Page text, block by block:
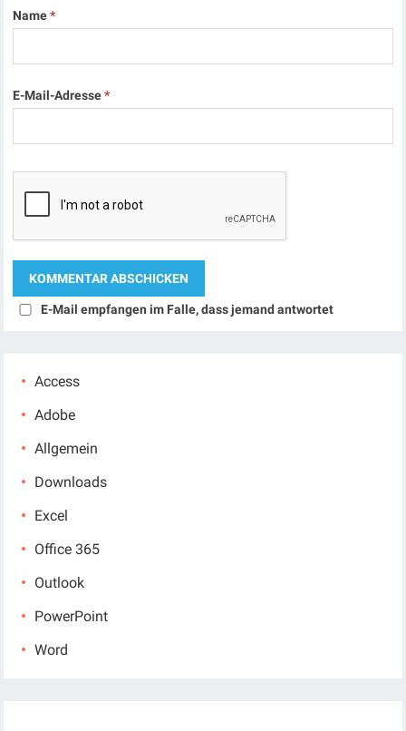
Name*
E-Mail-Adresse*
E-Mail empfangen im Falle, dass jemand antwortet
Access
Adobe
Allgemein
Downloads
Excel
Office 365
Outlook
PowerPoint
Word